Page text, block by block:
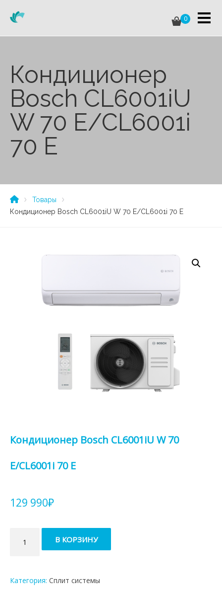
0
Кондиционер
Bosch CL6001iU
W 70 E/CL6001i
70 E
Товары
Кондиционер Bosch CL6001iU W 70 E/CL6001i 70 E
Кондиционер Bosch CL6001iU W 70
E/CL6001i 70 E
129 990₽
товара
Кондиционер
W
В КОРЗИНУ
Категория: Сплит системы